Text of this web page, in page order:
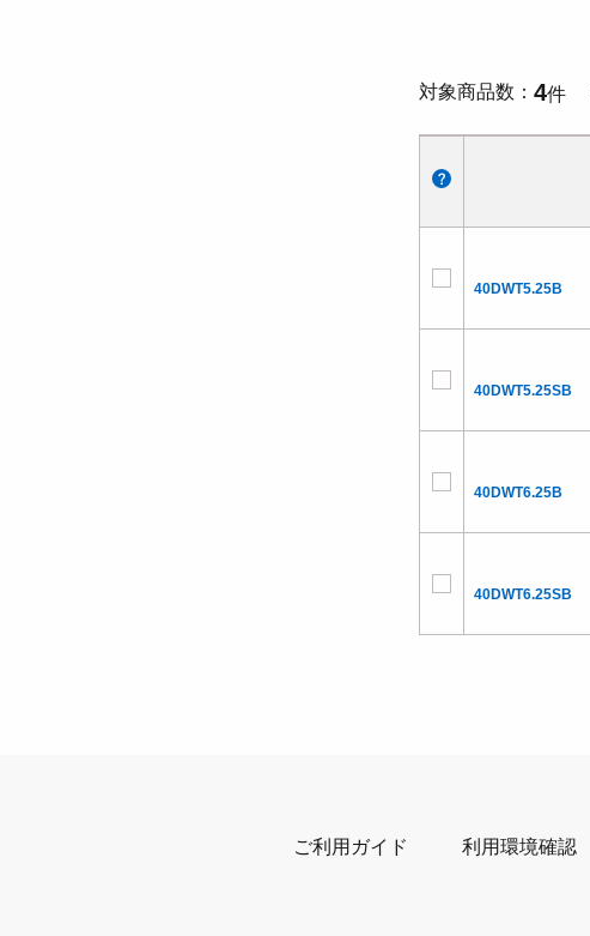
対象商品数 4件
40DWT5.25B
40DWT5.25SB
40DWT6.25B
40DWT6.25SB
ご利用ガイド 利用環境確認